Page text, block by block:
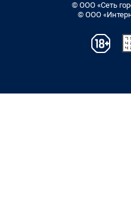
© ООО «Сеть
© ООО